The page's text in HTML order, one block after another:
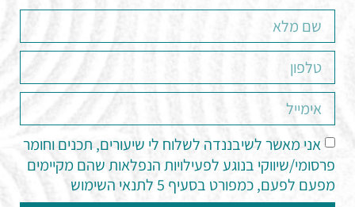
אני מאשר לשיבננדה לשלוח לי שיעורים, תכנים וחומר
פרסומי/שיווקי בנוגע לפעילויות הנפלאות שהם מקיימים
מפעם לפעם, כמפורט בסעיף 5 לתנאי השימוש